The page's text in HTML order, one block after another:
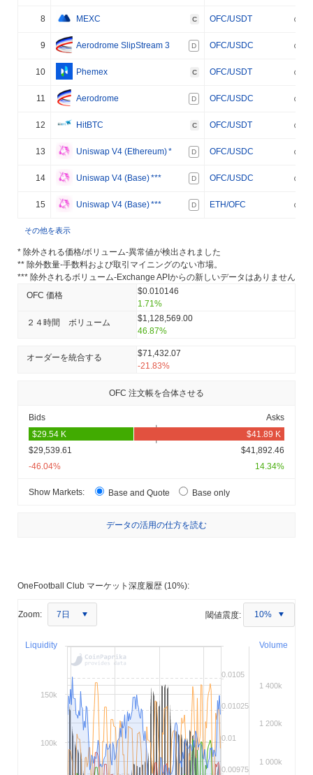
8 MEXC C OFC/USDT
9 Aerodrome SlipStream 3 D OFC/USDC
10 Phemex C OFC/USDT
11 Aerodrome D OFC/USDC
12 HitBTC C OFC/USDT
13 Uniswap V4 (Ethereum)* D OFC/USDC
14 Uniswap V4 (Base)*** D OFC/USDC
15 Uniswap V4 (Base)*** D ETH/OFC
その他を表示
* 除外される価格/ボリューム-異常値が検出されました
** 除外数量-手数料および取引マイニングのない市場。
*** 除外されるボリューム-Exchange APIからの新しいデータはありません
OFC 価格
$0.010146
1.71%
２４時間 ボリューム
$1,128,569.00
46.87%
オーダーを統合する
$71,432.07
-21.83%
OFC 注文帳を合体させる
Bids Asks
$29,539.61
$41,892.46
-46.04%
14.34%
Show Markets: Base and Quote Base only
データの活用の仕方を読む
OneFootball Club マーケット深度履歴 (10%):
Zoom: 7日 閾値震度: 10%
Volume
Liquidity
0.00975
0.01
0.01025
0.0105
1 000k
1 200k
1 400k
100k
150k